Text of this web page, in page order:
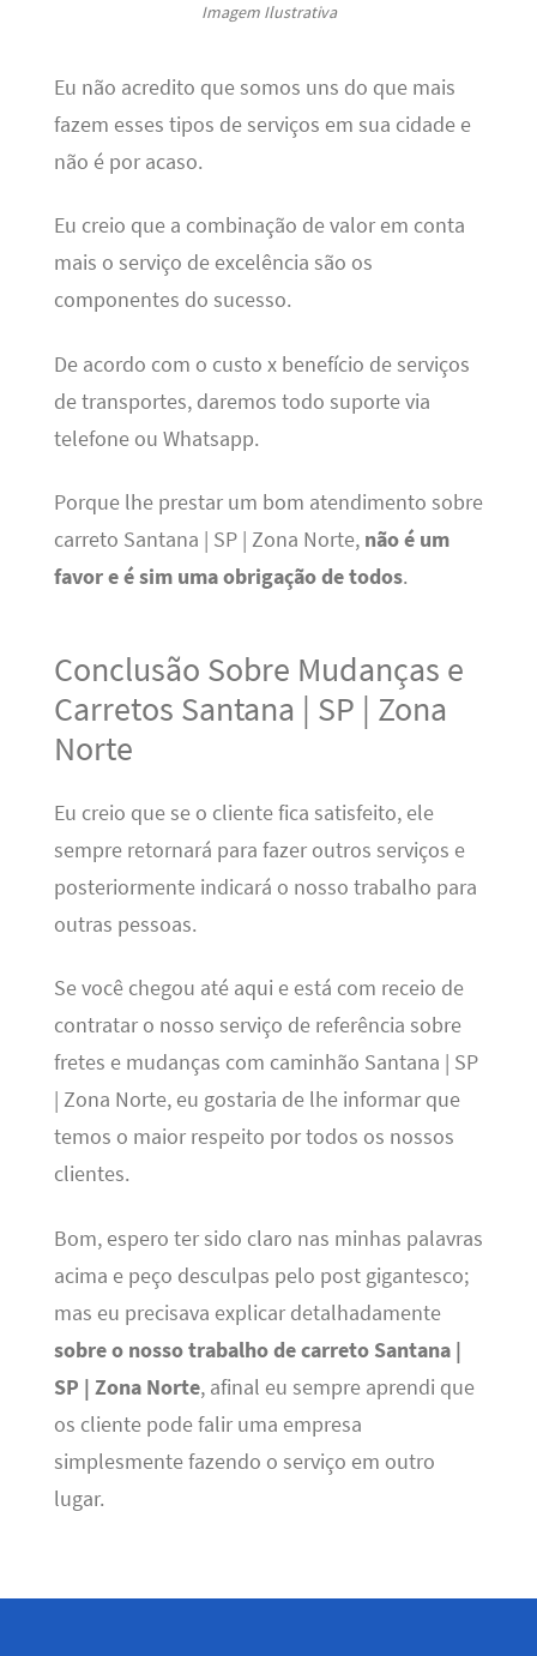
Imagem Ilustrativa
Eu não acredito que somos uns do que mais
fazem esses tipos de serviços em sua cidade e
não é por acaso.
Eu creio que a combinação de valor em conta
mais o serviço de excelência são os
componentes do sucesso.
De acordo com o custo x benefício de serviços
de transportes, daremos todo suporte via
telefone ou Whatsapp.
Porque lhe prestar um bom atendimento sobre
carreto Santana | SP | Zona Norte, não é um
favor e é sim uma obrigação de todos.
Conclusão Sobre Mudanças e
Carretos Santana | SP | Zona
Norte
Eu creio que se o cliente fica satisfeito, ele
sempre retornará para fazer outros serviços e
posteriormente indicará o nosso trabalho para
outras pessoas.
Se você chegou até aqui e está com receio de
contratar o nosso serviço de referência sobre
fretes e mudanças com caminhão Santana | SP
| Zona Norte, eu gostaria de lhe informar que
temos o maior respeito por todos os nossos
clientes.
Bom, espero ter sido claro nas minhas palavras
acima e peço desculpas pelo post gigantesco;
mas eu precisava explicar detalhadamente
sobre o nosso trabalho de carreto Santana |
SP | Zona Norte, afinal eu sempre aprendi que
os cliente pode falir uma empresa
simplesmente fazendo o serviço em outro
lugar.